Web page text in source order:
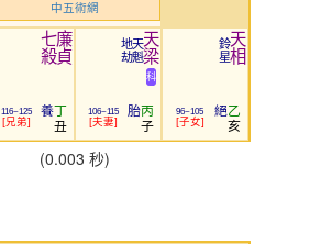
中五術網
廉
貞
七
殺
116~125
兄弟
養丁
丑
天
梁
科
天
魁
地
劫
106~115
夫妻
胎丙
子
天
相
鈴
星
96~105
子女
絕乙
亥
(0.003 秒)